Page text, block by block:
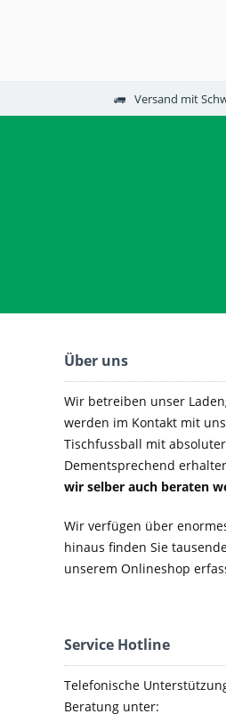
Versand mit
Über uns
Wir betreiben unser
werden im Kontakt mit
Tischfussball mit
Dementsprechend
wir selber auch beraten
Wir verfügen über
hinaus finden Sie
unserem Onlineshop
Service Hotline
Telefonische
Beratung unter: